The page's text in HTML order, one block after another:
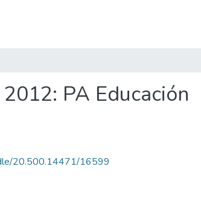
PA Educación
20.500.14471/16599